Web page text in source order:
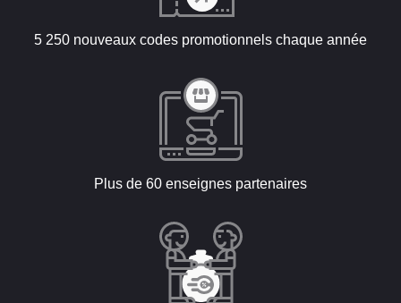
5 250 nouveaux codes promotionnels chaque année
Plus de 60 enseignes partenaires